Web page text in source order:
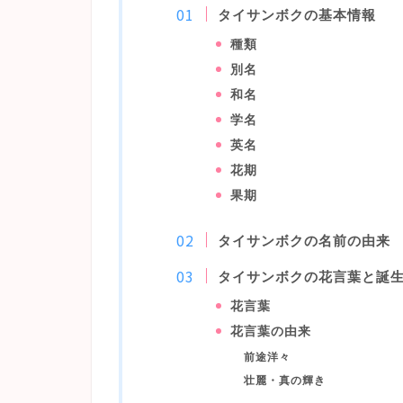
タイサンボクの基本情報
種類
別名
和名
学名
英名
花期
果期
タイサンボクの名前の由来
タイサンボクの花言葉と誕
花言葉
花言葉の由来
前途洋々
壮麗・真の輝き